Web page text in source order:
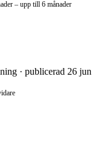
– upp till 6 månader
· publicerad 26 jun